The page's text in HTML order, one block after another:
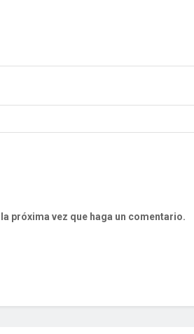
próxima vez que haga un comentario.